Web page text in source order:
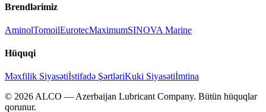
Brendlərimiz
AminolTomoilEurotecMaximumSINOVA Marine
Hüquqi
Məxfilik Siyasətiİstifadə ŞərtləriKuki Siyasətiİmtina
© 2026 ALCO — Azerbaijan Lubricant Company. Bütün hüquqlar
qorunur.